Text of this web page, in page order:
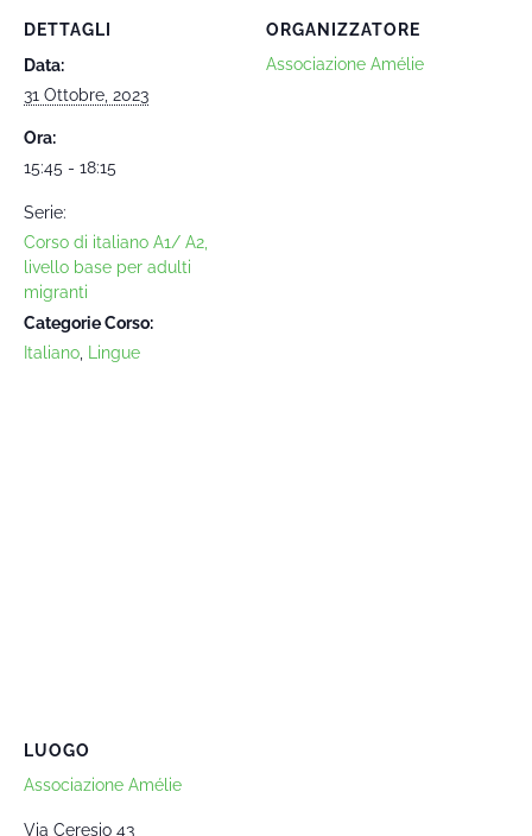
DETTAGLI
Data:
31 Ottobre, 2023
Ora:
15:45 - 18:15
Serie:
Corso di italiano A1/ A2,
livello base per adulti
migranti
Categorie Corso:
Italiano
Lingue
ORGANIZZATORE
Associazione Amélie
LUOGO
Associazione Amélie
Via Ceresio 43